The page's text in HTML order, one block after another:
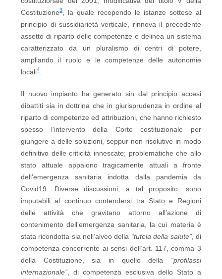
Costituzione3
, la quale recependo le istanze sottese al
principio di sussidiarietà verticale, rinnova il precedente
assetto di riparto delle competenze e delinea un sistema
caratterizzato da un pluralismo di centri di potere,
ampliando il ruolo e le competenze delle autonomie
locali4
Il nuovo impianto ha generato sin dal principio accesi
dibattiti sia in dottrina che in giurisprudenza in ordine al
riparto di competenze ed attribuzioni, che hanno richiesto
spesso l’intervento della Corte costituzionale per
giungere a delle soluzioni, seppur non risolutive in modo
definitivo delle criticità innescate; problematiche che allo
stato attuale appaiono tragicamente attuali a fronte
dell’emergenza sanitaria indotta dalla pandemia da
Covid19. Diverse discussioni, a tal proposito, sono
imputabili al continuo contendersi tra Stato e Regioni
delle attività che gravitano attorno all’azione di
contenimento dell’emergenza sanitaria, la cui materia è
stata ricondotta sia nell’alveo della “tutela della salute”, di
competenza concorrente ai sensi dell’art. 117, comma 3
della Costituzione, sia in quello della “profilassi
internazionale” , di competenza esclusiva dello Stato a